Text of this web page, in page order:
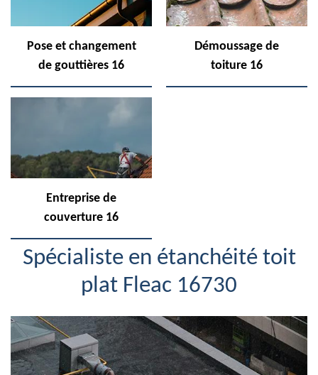
Pose et changement
de gouttières 16
Démoussage de
toiture 16
Entreprise de
couverture 16
Spécialiste en étanchéité toit
plat Fleac 16730